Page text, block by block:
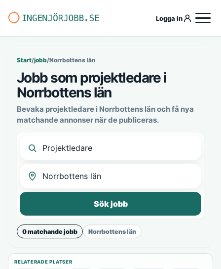
Logga in
Start/jobb/Norrbottens län
Jobb som projektledare i
Norrbottens län
Bevaka projektledare i Norrbottens län och få nya
matchande annonser när de publiceras.
Sök jobb
0 matchande jobb Norrbottens län
RELATERADE PLATSER